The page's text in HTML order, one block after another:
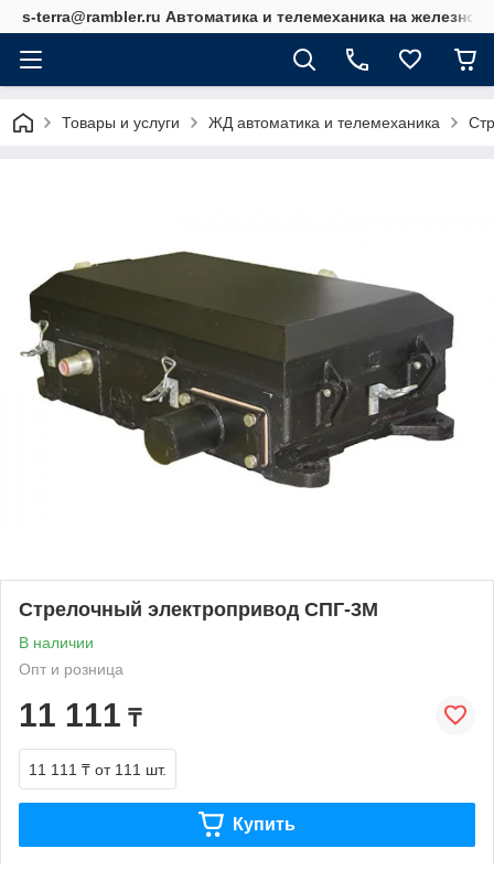
s-terra@rambler.ru Автоматика и телемеханика на
Товары и услуги ЖД автоматика и телемеханика
Стрелочный электропривод СПГ‑3М
В наличии
Опт и розница
11 111 ₸
11 111 ₸ от 111 шт.
Купить